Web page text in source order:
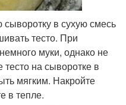
сыворотку в сухую смесь
тесто. При
муки, однако не
на сыворотке в
мягким. Накройте
в тепле.